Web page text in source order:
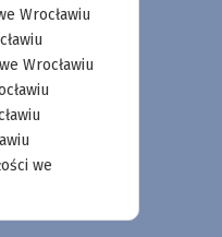
Wrocławiu
Wrocławiu
we